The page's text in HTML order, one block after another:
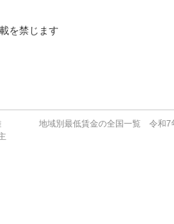
を禁じます
地域別最低賃金の全国一覧 令和7